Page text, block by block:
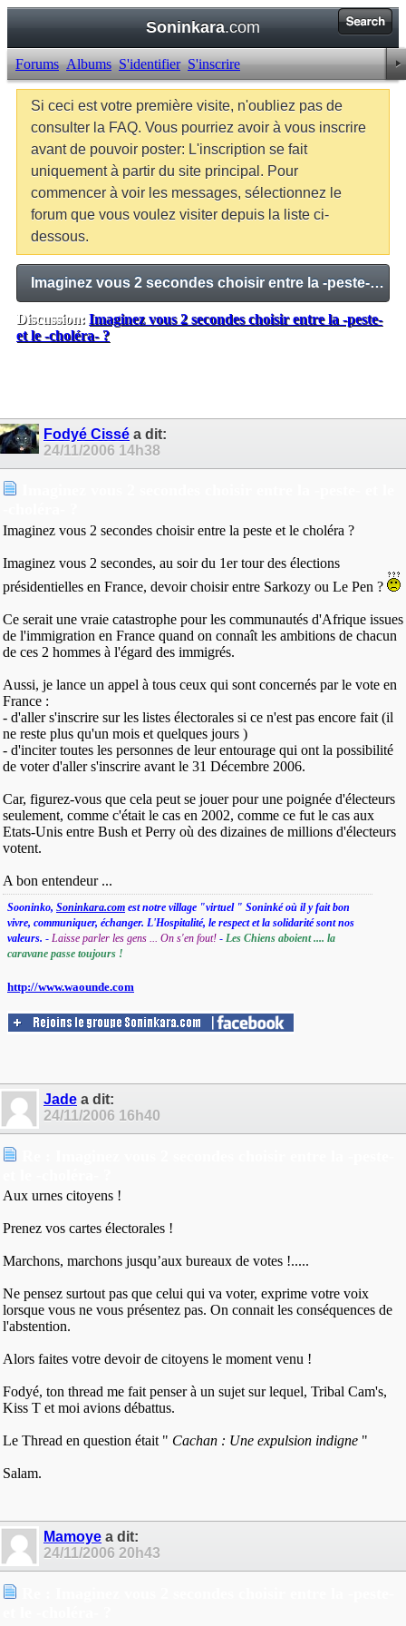
Soninkara.com
Forums Albums S'identifier S'inscrire
Si ceci est votre première visite, n'oubliez pas de
consulter la FAQ. Vous pourriez avoir à vous inscrire
avant de pouvoir poster: L'inscription se fait
uniquement à partir du site principal. Pour
commencer à voir les messages, sélectionnez le
forum que vous voulez visiter depuis la liste ci-
dessous.
Imaginez vous 2 secondes choisir entre la -peste- et le -choléra- ?
Discussion: Imaginez vous 2 secondes choisir entre la -peste-
et le -choléra- ?
Fodyé Cissé a dit:
24/11/2006 14h38
Imaginez vous 2 secondes choisir entre la peste et le choléra ?
Imaginez vous 2 secondes, au soir du 1er tour des élections
présidentielles en France, devoir choisir entre Sarkozy ou Le Pen ?
Ce serait une vraie catastrophe pour les communautés d'Afrique issues
de l'immigration en France quand on connaît les ambitions de chacun
de ces 2 hommes à l'égard des immigrés.
Aussi, je lance un appel à tous ceux qui sont concernés par le vote en
France :
- d'aller s'inscrire sur les listes électorales si ce n'est pas encore fait (il
ne reste plus qu'un mois et quelques jours )
- d'inciter toutes les personnes de leur entourage qui ont la possibilité
de voter d'aller s'inscrire avant le 31 Décembre 2006.
Car, figurez-vous que cela peut se jouer pour une poignée d'électeurs
seulement, comme c'était le cas en 2002, comme ce fut le cas aux
Etats-Unis entre Bush et Perry où des dizaines de millions d'électeurs
votent.
A bon entendeur ...
Sooninko, Soninkara.com est notre village "virtuel " Soninké où il y fait bon
vivre, communiquer, échanger. L'Hospitalité, le respect et la solidarité sont nos
valeurs. - Laisse parler les gens ... On s'en fout! - Les Chiens aboient .... la
caravane passe toujours !
http://www.waounde.com
Jade a dit:
24/11/2006 16h40
Aux urnes citoyens !
Prenez vos cartes électorales !
Marchons, marchons jusqu’aux bureaux de votes !.....
Ne pensez surtout pas que celui qui va voter, exprime votre voix
lorsque vous ne vous présentez pas. On connait les conséquences de
l'abstention.
Alors faites votre devoir de citoyens le moment venu !
Fodyé, ton thread me fait penser à un sujet sur lequel, Tribal Cam's,
Kiss T et moi avions débattus.
Le Thread en question était " Cachan : Une expulsion indigne "
Salam.
Mamoye a dit:
24/11/2006 20h43